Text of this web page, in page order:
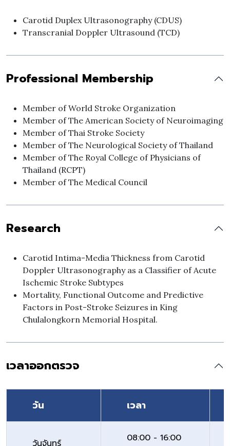
Carotid Duplex Ultrasonography (CDUS)
Transcranial Doppler Ultrasound (TCD)
Professional Membership
Member of World Stroke Organization
Member of The American Society of Neuroimaging
Member of Thai Stroke Society
Member of The Neurological Society of Thailand
Member of The Royal College of Physicians of
Thailand (RCPT)
Member of The Medical Council
Research
Carotid Intima-Media Thickness from Carotid
Doppler Ultrasonography as a Classifier of Acute
Ischemic Stroke Subtypes
Mortality, Functional Outcome and Predictive
Factors in Post-Stroke Seizures in King
Chulalongkorn Memorial Hospital.
เวลาออกตรวจ
วัน เวลา
08:00 - 16:00